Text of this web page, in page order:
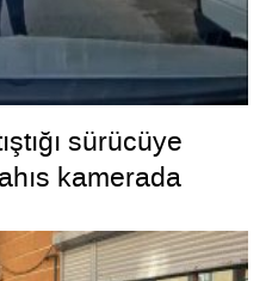
sürücüye
kamerada